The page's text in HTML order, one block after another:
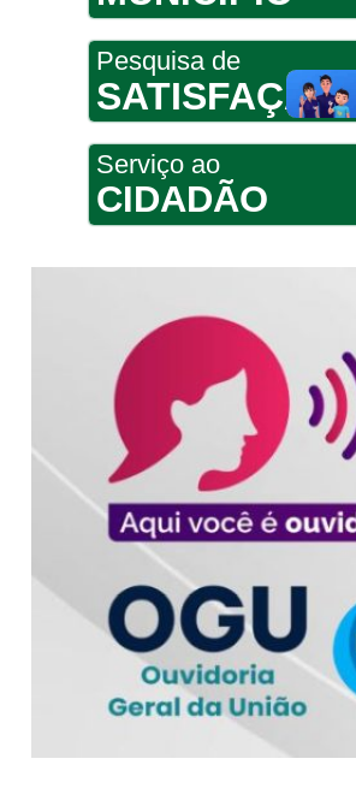
Pesquisa de
SATISFAÇÃO
Serviço ao
CIDADÃO